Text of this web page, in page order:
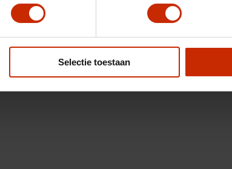
Selectie toestaan